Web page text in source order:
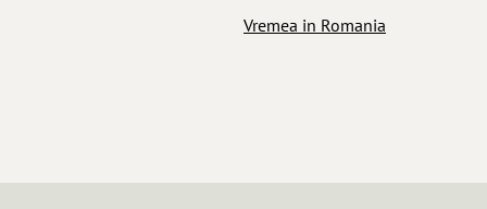
Vremea in Romania